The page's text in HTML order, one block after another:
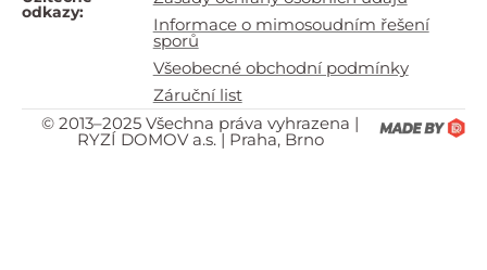
odkazy:
Informace o mimosoudním řešení
sporů
Všeobecné obchodní podmínky
Záruční list
© 2013–2025 Všechna práva vyhrazena |
RYZÍ DOMOV a.s. | Praha, Brno